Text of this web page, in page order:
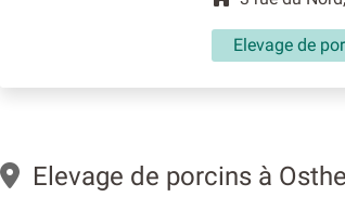
Elevage de
Elevage de porcins à